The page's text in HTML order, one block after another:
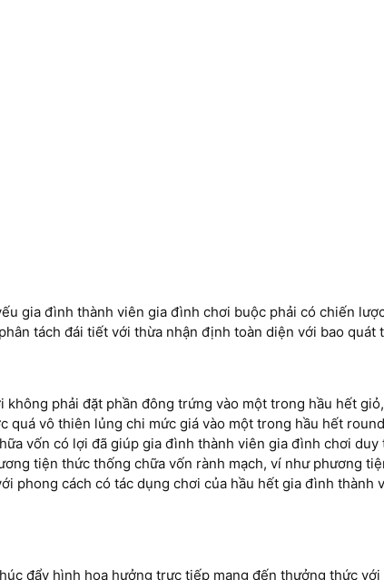
gia đình thành viên gia đình chơi buộc phải có chiến
tách đái tiết với thừa nhận định toàn diện với bao
phải đặt phần đông trứng vào một trong hầu hết
vô thiên lủng chi mức giá vào một trong hầu hết
vốn có lợi đã giúp gia đình thành viên gia đình chơi
tiện thức thống chữa vốn rành mạch, ví như phương
phong cách có tác dụng chơi của hầu hết gia đình thành
đẩy hình họa hưởng trực tiếp mang đến thưởng thức